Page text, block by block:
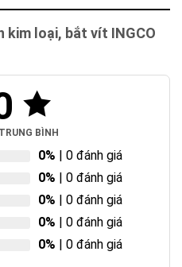
kim loại, bắt vít INGCO
BÌNH
0% | 0 đánh giá
0% | 0 đánh giá
0% | 0 đánh giá
0% | 0 đánh giá
0% | 0 đánh giá